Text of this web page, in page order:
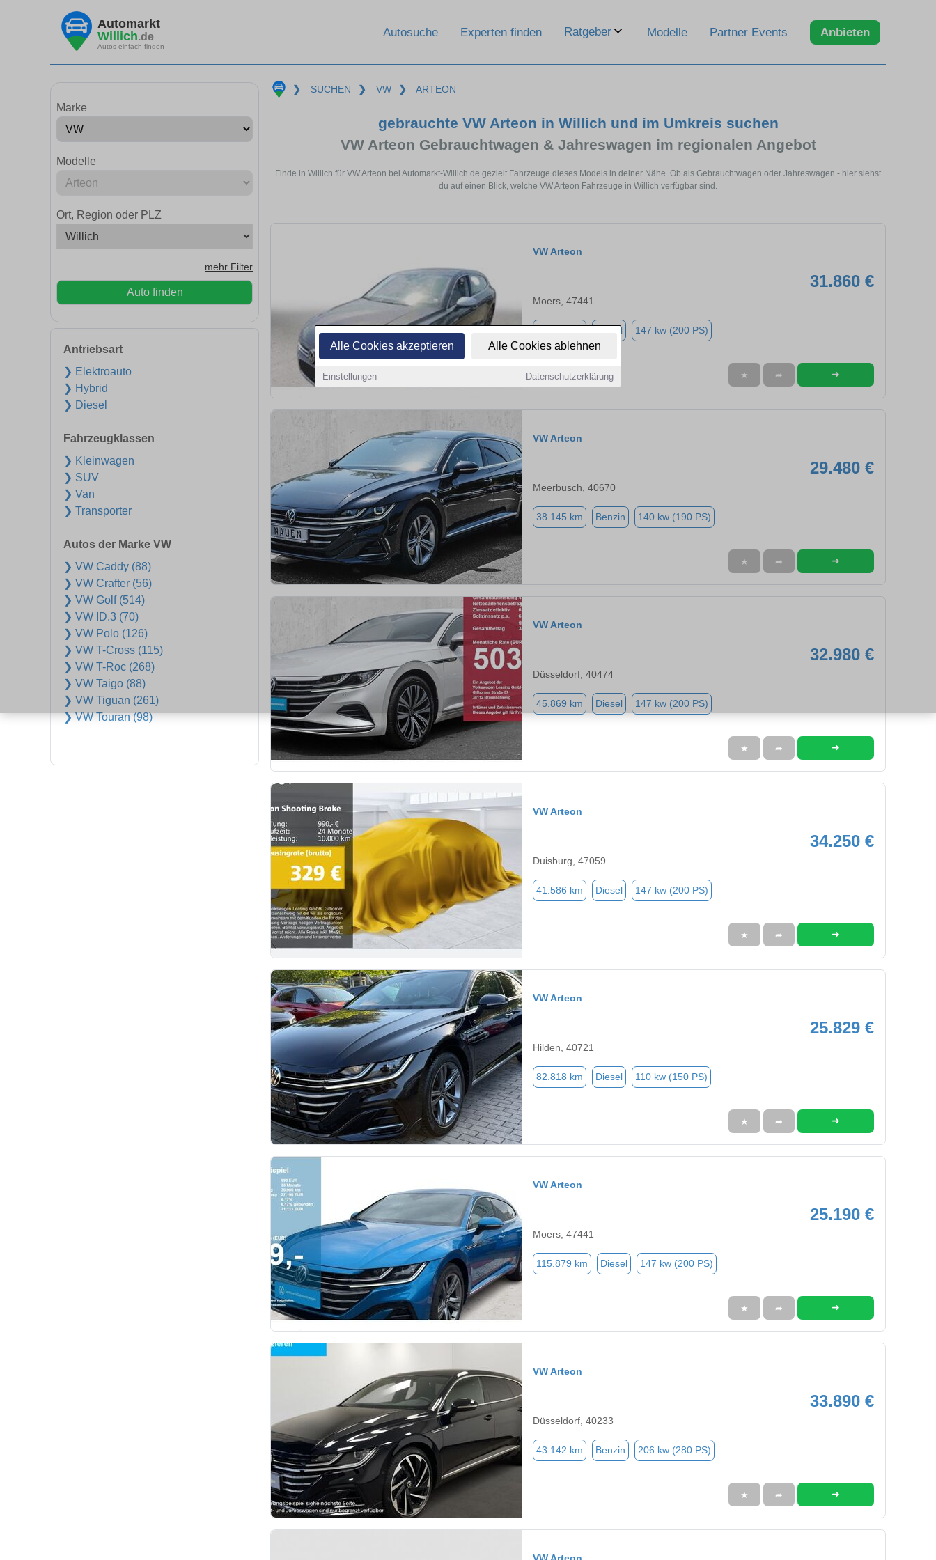
Alle Cookies akzeptieren Alle Cookies ablehnen
Einstellungen Datenschutzerklärung
Automarkt
Willich.de
Autos einfach finden
Autosuche Experten finden Ratgeber Modelle Partner Events Anbieten
Marke
Modelle
Ort, Region oder PLZ
mehr Filter
Auto finden
Antriebsart
❯ Elektroauto
❯ Hybrid
❯ Diesel
Fahrzeugklassen
❯ Kleinwagen
❯ SUV
❯ Van
❯ Transporter
Autos der Marke VW
❯ VW Caddy (88)
❯ VW Crafter (56)
❯ VW Golf (514)
❯ VW ID.3 (70)
❯ VW Polo (126)
❯ VW T-Cross (115)
❯ VW T-Roc (268)
❯ VW Taigo (88)
❯ VW Tiguan (261)
❯ VW Touran (98)
❯ SUCHEN ❯ VW ❯ ARTEON
gebrauchte VW Arteon in Willich und im Umkreis suchen
VW Arteon Gebrauchtwagen & Jahreswagen im regionalen Angebot
Finde in Willich für VW Arteon bei Automarkt-Willich.de gezielt Fahrzeuge dieses Models in deiner Nähe. Ob als Gebrauchtwagen oder Jahreswagen - hier siehst
du auf einen Blick, welche VW Arteon Fahrzeuge in Willich verfügbar sind.
VW Arteon
31.860 €
Moers, 47441
Diesel 147 kw (200 PS)
★ ➦ ➜
VW Arteon
29.480 €
Meerbusch, 40670
38.145 km Benzin 140 kw (190 PS)
★ ➦ ➜
VW Arteon
32.980 €
Düsseldorf, 40474
45.869 km Diesel 147 kw (200 PS)
★ ➦ ➜
VW Arteon
34.250 €
Duisburg, 47059
41.586 km Diesel 147 kw (200 PS)
★ ➦ ➜
VW Arteon
25.829 €
Hilden, 40721
82.818 km Diesel 110 kw (150 PS)
★ ➦ ➜
VW Arteon
25.190 €
Moers, 47441
115.879 km Diesel 147 kw (200 PS)
★ ➦ ➜
VW Arteon
33.890 €
Düsseldorf, 40233
43.142 km Benzin 206 kw (280 PS)
★ ➦ ➜